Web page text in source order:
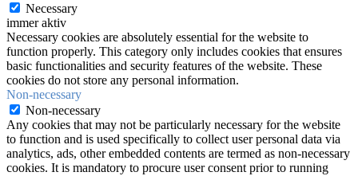
Necessary
immer aktiv
Necessary cookies are absolutely essential for the website to
function properly. This category only includes cookies that ensures
basic functionalities and security features of the website. These
cookies do not store any personal information.
Non-necessary
Non-necessary
Any cookies that may not be particularly necessary for the website
to function and is used specifically to collect user personal data via
analytics, ads, other embedded contents are termed as non-necessary
cookies. It is mandatory to procure user consent prior to running